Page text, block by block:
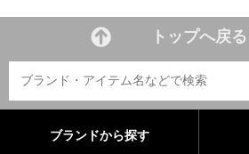
トップへ戻る
ブランドから探す